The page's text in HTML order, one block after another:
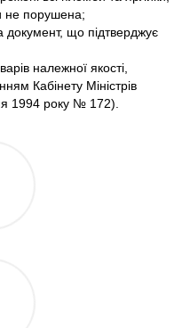
не порушена;
документ, що підтверджує
належної якості,
Кабінету Міністрів
1994 року № 172).